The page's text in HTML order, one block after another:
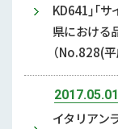
KD641」「
県における
（No.828(
2017.05.01
イタリアン